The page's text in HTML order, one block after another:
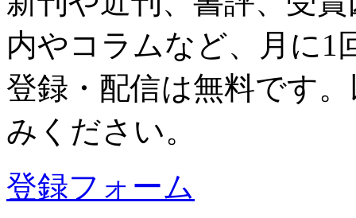
内やコラムなど、月に1
登録・配信は無料です
みください。
登録フォーム